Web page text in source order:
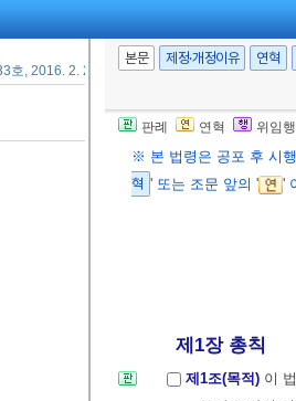
호, 2016. 2. 29., 전부개정]
본문 제정·개정이유 연혁
판례 연혁 위임
※ 본 법령은 공포 후 시
혁 ' 또는 조문 앞의 ' '
제1장 총칙
제1조(목적) 이